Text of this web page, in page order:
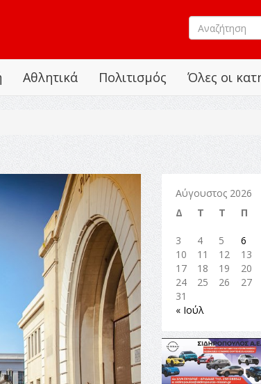
Όλες οι
Αθλητικά Πολιτισμός
Αύγουστος 2026
Δ
Τ Τ Π
3
4 5 6
10
11 12 13
17
18 19 20
24
25 26 27
31
« Ιούλ